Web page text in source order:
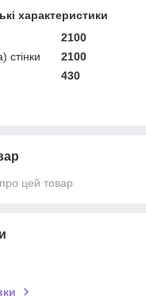
характеристики
2100
стінки
2100
430
цей товар